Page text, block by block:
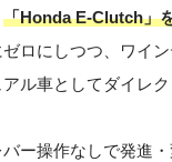
「Honda E-Clutch」
ロにしつつ、ワイ
ル車としてダイレ
ー操作なしで発進